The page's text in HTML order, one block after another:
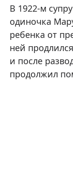
В 1922-м
одиночка
ребенка от
ней
и после
продолжил